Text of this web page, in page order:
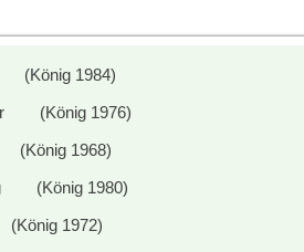
(König 1984)
(König 1976)
(König 1968)
(König 1980)
(König 1972)